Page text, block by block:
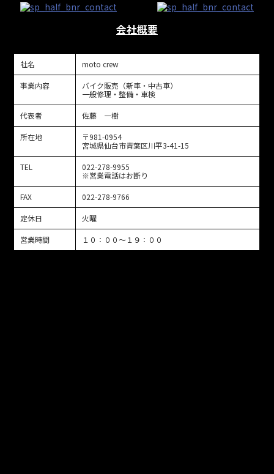
会社概要
社名 moto crew
事業内容
バイク販売（新車・中古車）
一般修理・整備・車検
代表者 佐藤 一樹
所在地
〒981-0954
宮城県仙台市青葉区川平3-41-15
TEL
022-278-9955
※営業電話はお断り
FAX 022-278-9766
定休日 火曜
営業時間 １０：００～１９：００